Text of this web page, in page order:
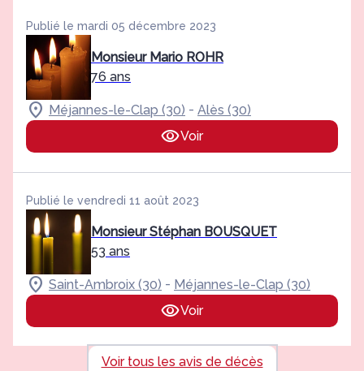
Publié le mardi 05 décembre 2023
Monsieur Mario ROHR
76 ans
Méjannes-le-Clap (30) - Alès (30)
Voir
Publié le vendredi 11 août 2023
Monsieur Stéphan BOUSQUET
53 ans
Saint-Ambroix (30) - Méjannes-le-Clap (30)
Voir
Voir tous les avis de décès